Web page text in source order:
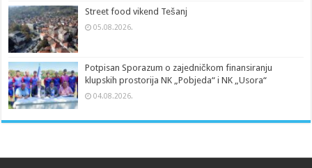
Street food vikend Tešanj
05.08.2026.
Potpisan Sporazum o zajedničkom finansiranju
klupskih prostorija NK „Pobjeda“ i NK „Usora“
04.08.2026.